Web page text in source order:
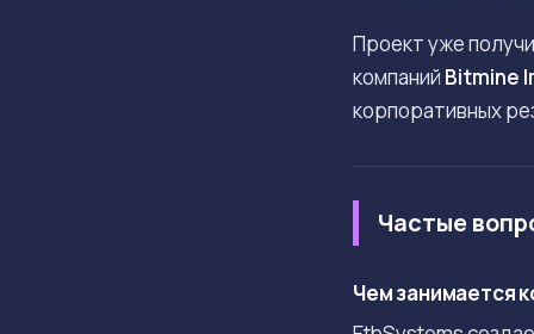
Проект уже
компаний Bitmine
корпоративных
Частые
Чем занимается